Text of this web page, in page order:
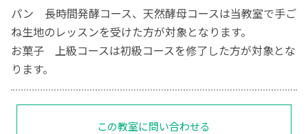
パン 長時間発酵コース、天然酵母コースは当教室で手ご
ね生地のレッスンを受けた方が対象となります。
お菓子 上級コースは初級コースを修了した方が対象とな
ります。
この教室に問い合わせる